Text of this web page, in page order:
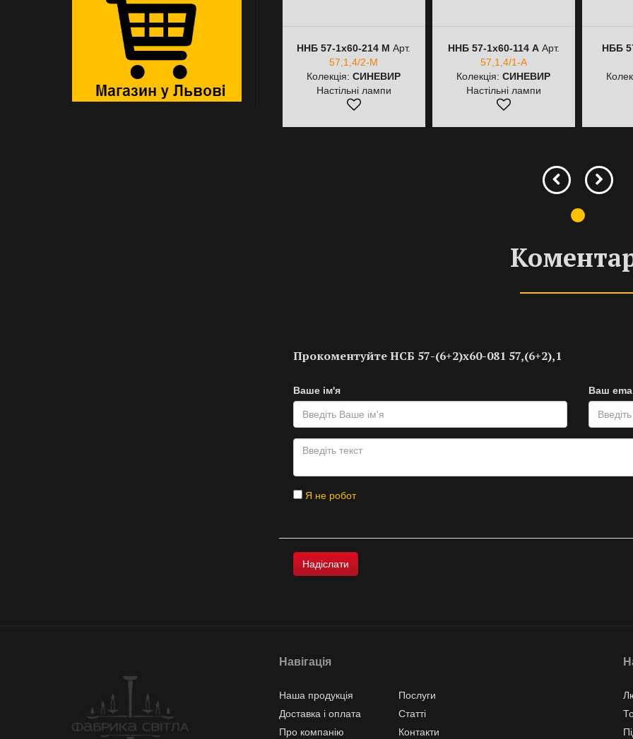
ННБ 57-1х60-214 М Арт.
57,1,4/2-М
Колекція: СИНЕВИР
Настільні лампи
ННБ 57-1х60-114 ААрт.
57,1,4/1-А
Колекція: СИНЕВИР
Настільні лампи
НББ
Прокоментуйте НСБ 57-(6+2)х60-081 57,(6+2),1
Ваше ім'я Ваш
Я не робот
Навігація
Наша продукція
Послуги
Доставка і оплата
Статті
Про компанію
Контакти